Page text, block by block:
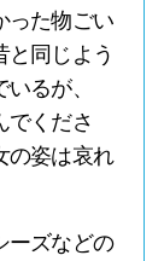
った物ごい
と同じよう
るが、
でくださ
の姿は哀れ
ーズなどの